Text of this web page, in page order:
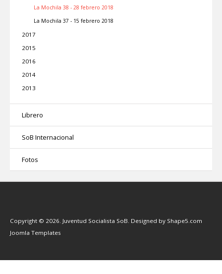
La Mochila 38 - 28 febrero 2018
La Mochila 37 - 15 febrero 2018
2017
2015
2016
2014
2013
Librero
SoB Internacional
Fotos
Copyright © 2026. Juventud Socialista SoB. Designed by Shape5.com
Joomla Templates